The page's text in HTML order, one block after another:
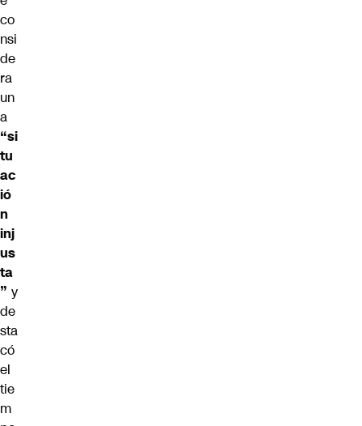
co
nsi
de
ra
un
a
“si
tu
ac
ió
n
inj
us
ta
” y
de
sta
có
el
tie
m